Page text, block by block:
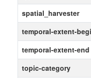
spatial_harvester
temporal-extent-
temporal-extent-end
topic-category